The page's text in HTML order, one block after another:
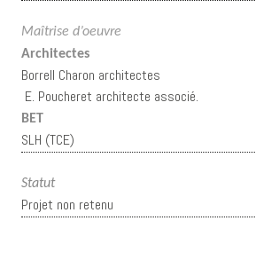
Maîtrise d’oeuvre
Architectes
Borrell Charon architectes
E. Poucheret architecte associé.
BET
SLH (TCE)
Statut
Projet non retenu